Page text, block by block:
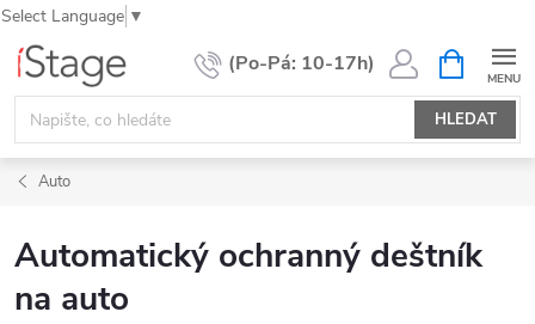
Select Language ▼
Přejít
obsah
HLEDAT
NÁKUPNÍ
KOŠÍK
Auto
Automatický ochranný deštník
na auto